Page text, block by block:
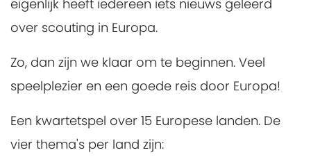
eigenlijk heeft iedereen iets nieuws geleerd
over scouting in Europa.
Zo, dan zijn we klaar om te beginnen. Veel
speelplezier en een goede reis door Europa!
Een kwartetspel over 15 Europese landen. De
vier thema's per land zijn: